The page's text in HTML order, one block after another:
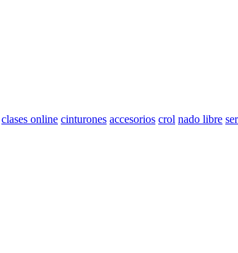
clases online cinturones accesorios crol nado libre